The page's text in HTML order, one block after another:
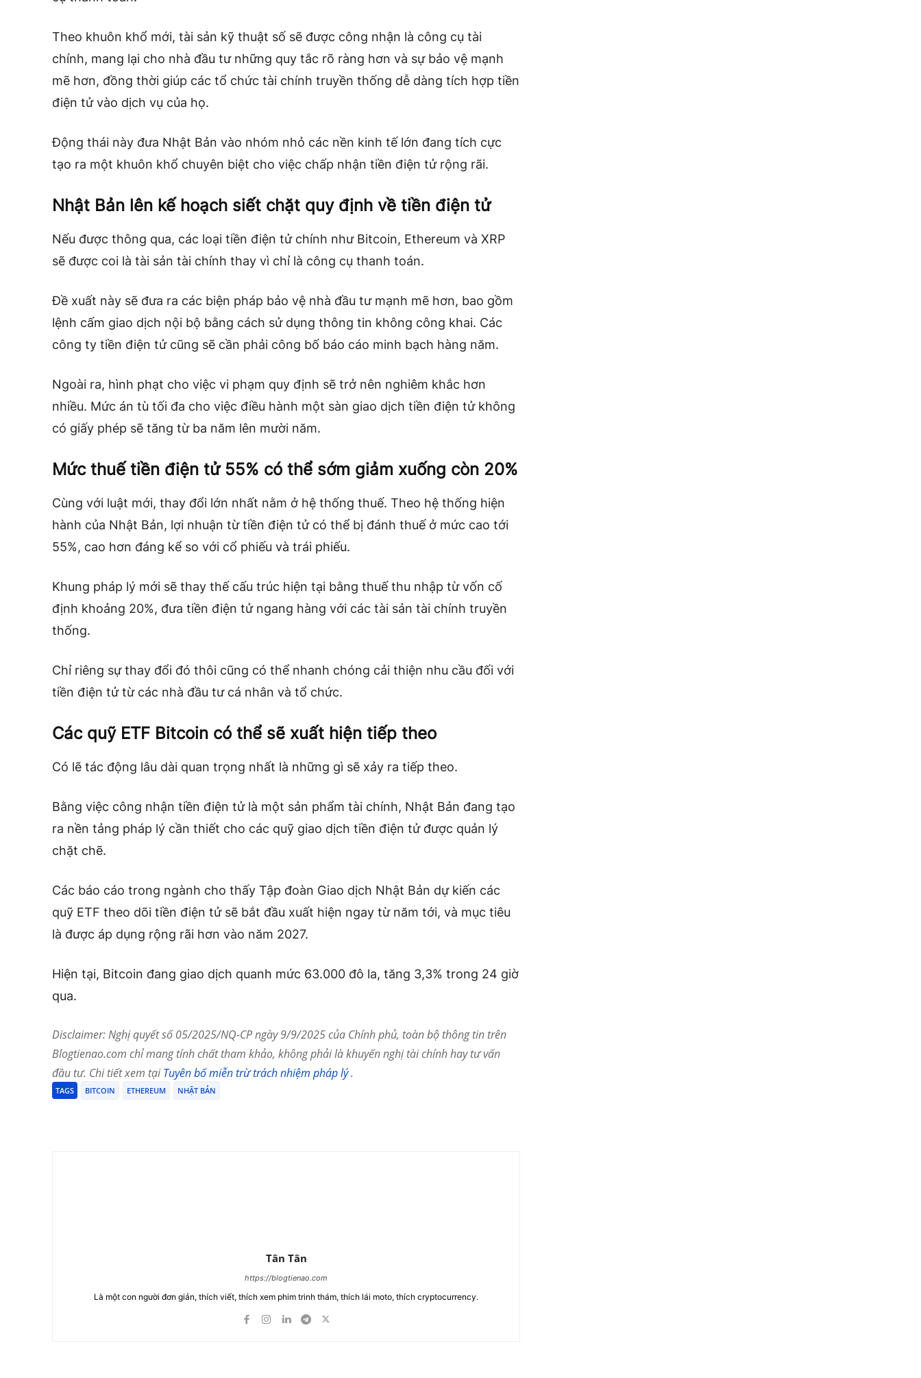
Theo khuôn khổ mới, tài sản kỹ thuật số sẽ được công nhận là công cụ tài
chính, mang lại cho nhà đầu tư những quy tắc rõ ràng hơn và sự bảo vệ mạnh
mẽ hơn, đồng thời giúp các tổ chức tài chính truyền thống dễ dàng tích hợp tiền
điện tử vào dịch vụ của họ.
Động thái này đưa Nhật Bản vào nhóm nhỏ các nền kinh tế lớn đang tích cực
tạo ra một khuôn khổ chuyên biệt cho việc chấp nhận tiền điện tử rộng rãi.
Nhật Bản lên kế hoạch siết chặt quy định về tiền điện tử
Nếu được thông qua, các loại tiền điện tử chính như Bitcoin, Ethereum và XRP
sẽ được coi là tài sản tài chính thay vì chỉ là công cụ thanh toán.
Đề xuất này sẽ đưa ra các biện pháp bảo vệ nhà đầu tư mạnh mẽ hơn, bao gồm
lệnh cấm giao dịch nội bộ bằng cách sử dụng thông tin không công khai. Các
công ty tiền điện tử cũng sẽ cần phải công bố báo cáo minh bạch hàng năm.
Ngoài ra, hình phạt cho việc vi phạm quy định sẽ trở nên nghiêm khắc hơn
nhiều. Mức án tù tối đa cho việc điều hành một sàn giao dịch tiền điện tử không
có giấy phép sẽ tăng từ ba năm lên mười năm.
Mức thuế tiền điện tử 55% có thể sớm giảm xuống còn 20%
Cùng với luật mới, thay đổi lớn nhất nằm ở hệ thống thuế. Theo hệ thống hiện
hành của Nhật Bản, lợi nhuận từ tiền điện tử có thể bị đánh thuế ở mức cao tới
55%, cao hơn đáng kể so với cổ phiếu và trái phiếu.
Khung pháp lý mới sẽ thay thế cấu trúc hiện tại bằng thuế thu nhập từ vốn cố
định khoảng 20%, đưa tiền điện tử ngang hàng với các tài sản tài chính truyền
thống.
Chỉ riêng sự thay đổi đó thôi cũng có thể nhanh chóng cải thiện nhu cầu đối với
tiền điện tử từ các nhà đầu tư cá nhân và tổ chức.
Các quỹ ETF Bitcoin có thể sẽ xuất hiện tiếp theo
Có lẽ tác động lâu dài quan trọng nhất là những gì sẽ xảy ra tiếp theo.
Bằng việc công nhận tiền điện tử là một sản phẩm tài chính, Nhật Bản đang tạo
ra nền tảng pháp lý cần thiết cho các quỹ giao dịch tiền điện tử được quản lý
chặt chẽ.
Các báo cáo trong ngành cho thấy Tập đoàn Giao dịch Nhật Bản dự kiến ​​các
quỹ ETF theo dõi tiền điện tử sẽ bắt đầu xuất hiện ngay từ năm tới, và mục tiêu
là được áp dụng rộng rãi hơn vào năm 2027.
Hiện tại, Bitcoin đang giao dịch quanh mức 63.000 đô la, tăng 3,3% trong 24 giờ
qua.
Disclaimer: Nghị quyết số 05/2025/NQ-CP ngày 9/9/2025 của Chính phủ, toàn bộ thông tin trên
Blogtienao.com chỉ mang tính chất tham khảo, không phải là khuyến nghị tài chính hay tư vấn
đầu tư. Chi tiết xem tạiTuyên bố miễn trừ trách nhiệm pháp lý.
TAGS BITCOIN ETHEREUM NHẬT BẢN
Tân Tân
https://blogtienao.com
Là một con người đơn giản, thích viết, thích xem phim trinh thám, thích lái moto, thích cryptocurrency.